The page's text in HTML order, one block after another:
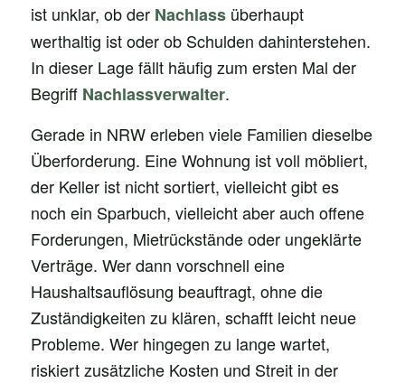
ist unklar, ob der Nachlassüberhaupt
werthaltig ist oder ob Schulden dahinterstehen.
In dieser Lage fällt häufig zum ersten Mal der
Begriff Nachlassverwalter.
Gerade in NRW erleben viele Familien dieselbe
Überforderung. Eine Wohnung ist voll möbliert,
der Keller ist nicht sortiert, vielleicht gibt es
noch ein Sparbuch, vielleicht aber auch offene
Forderungen, Mietrückstände oder ungeklärte
Verträge. Wer dann vorschnell eine
Haushaltsauflösung beauftragt, ohne die
Zuständigkeiten zu klären, schafft leicht neue
Probleme. Wer hingegen zu lange wartet,
riskiert zusätzliche Kosten und Streit in der